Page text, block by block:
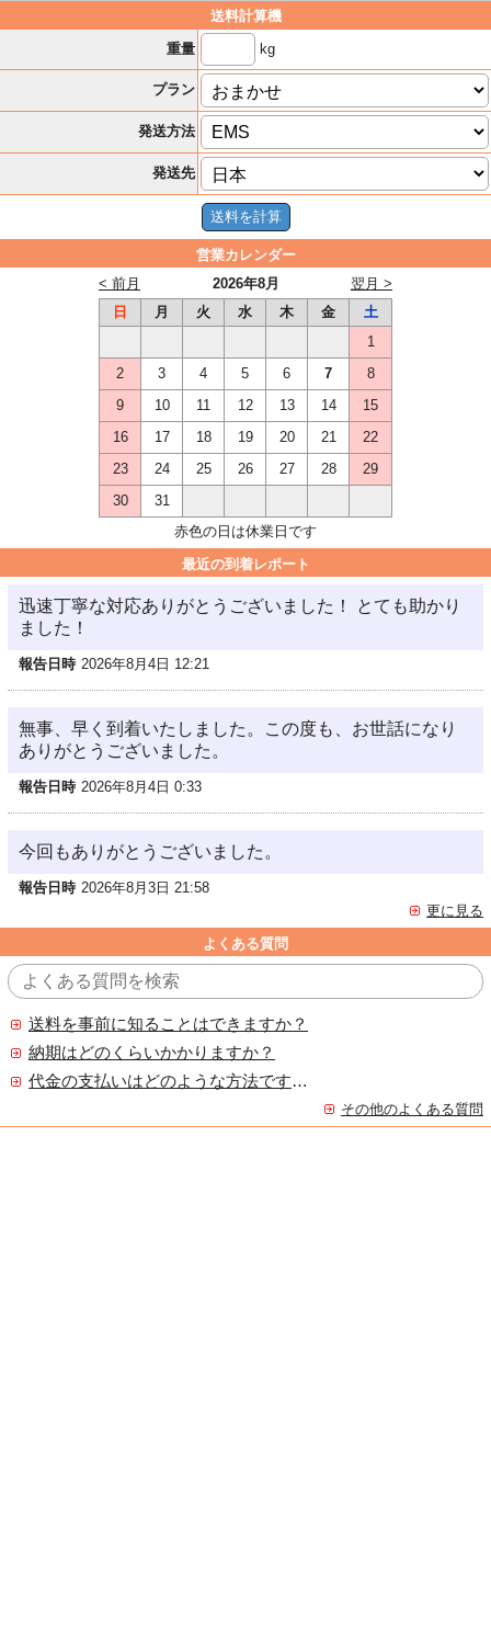
送料計算機
重量
kg
プラン
発送方法
発送先
営業カレンダー
2026年8月
< 前月
翌月 >
日
月 火 水 木 金
土
1
2
3 4 5 6 7
8
9
10 11 12 13 14
15
16
17 18 19 20 21
22
23
24 25 26 27 28
29
30
31
赤色の日は休業日です
最近の到着レポート
迅速丁寧な対応ありがとうございました！ とても助かり
ました！
報告日時 2026年8月4日 12:21
無事、早く到着いたしました。この度も、お世話になり
ありがとうございました。
報告日時 2026年8月4日 0:33
今回もありがとうございました。
報告日時 2026年8月3日 21:58
更に見る
よくある質問
送料を事前に知ることはできますか？
納期はどのくらいかかりますか？
代金の支払いはどのような方法ですか？
その他のよくある質問